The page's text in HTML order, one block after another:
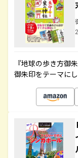
『地球の歩き方御
御朱印をテーマに